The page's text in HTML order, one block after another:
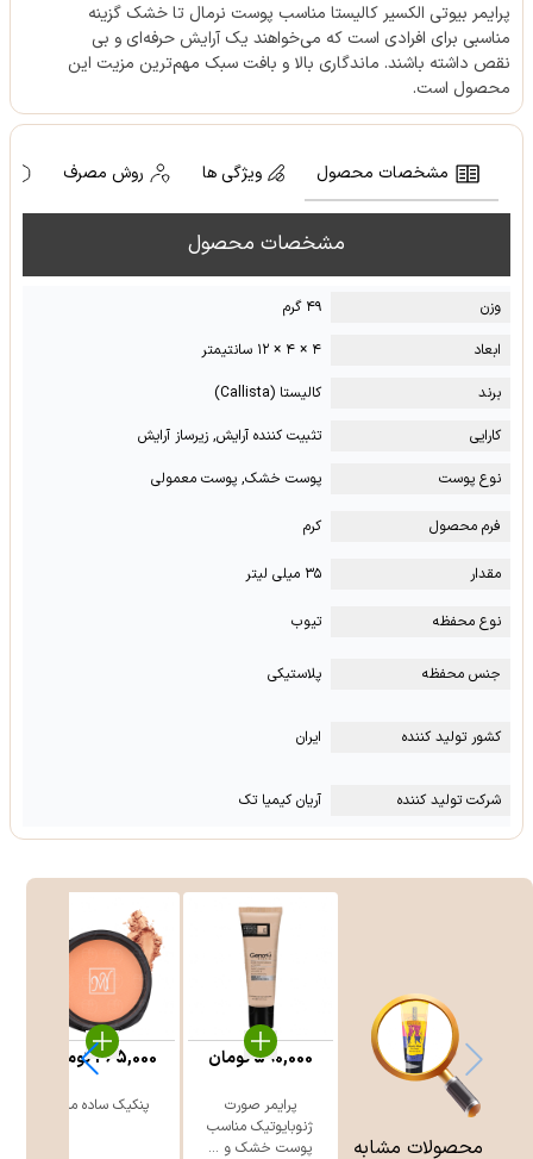
پرایمر بیوتی الکسیر کالیستا مناسب پوست نرمال تا خشک گزینه
مناسبی برای افرادی است که می‌خواهند یک آرایش حرفه‌ای و بی
نقص داشته باشند. ماندگاری بالا و بافت سبک مهم‌ترین مزیت این
محصول است.
مشخصات محصول ویژگی ها روش مصرف
مشخصات محصول
وزن
۴۹ گرم
ابعاد
۴ × ۴ × ۱۲ سانتیمتر
برند
کالیستا (Callista)
کارایی
تثبیت کننده آرایش, زیرساز آرایش
نوع پوست
پوست خشک, پوست معمولی
فرم محصول کرم
مقدار ۳۵ میلی لیتر
نوع محفظه تیوب
جنس محفظه پلاستیکی
کشور تولید کننده ایران
شرکت تولید کننده آریان کیمیا تک
محصولات مشابه
پرایمر صورت
ژنوبایوتیک مناسب
پوست خشک و ...
590,000تومان
پنكيک ساده مای
365,000تومان